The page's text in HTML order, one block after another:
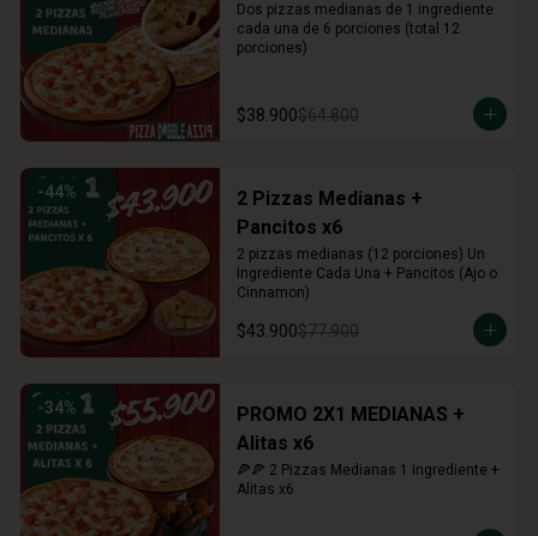
Dos pizzas medianas de 1 ingrediente
cada una de 6 porciones (total 12
porciones)
$38.900$64.800
-44%
2 Pizzas Medianas +
Pancitos x6
2 pizzas medianas (12 porciones) Un
Ingrediente Cada Una + Pancitos (Ajo o
Cinnamon)
$43.900$77.900
-34%
PROMO 2X1 MEDIANAS +
Alitas x6
🍕🍕 2 Pizzas Medianas 1 ingrediente +
Alitas x6